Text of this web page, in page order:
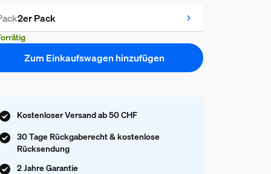
2er Pack
Zum Einkaufswagen hinzufügen
Kostenloser Versand ab 50 CHF
30 Tage Rückgaberecht & kostenlose
Rücksendung
2 Jahre Garantie